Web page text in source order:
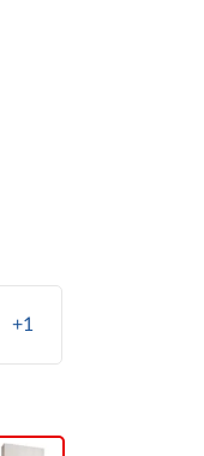
+1